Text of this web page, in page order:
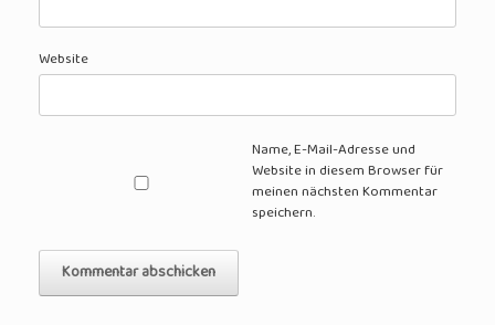
Website
Name, E-Mail-Adresse und
Website in diesem Browser für
meinen nächsten Kommentar
speichern.